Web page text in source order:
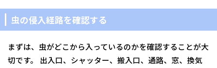
虫の侵入経路を確認する
まずは、虫がどこから入っているのかを確認することが大
切です。 出入口、シャッター、搬入口、通路、窓、換気